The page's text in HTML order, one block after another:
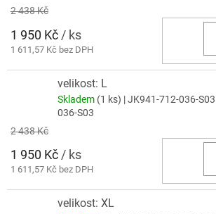
2 438 Kč
1 950 Kč / ks
1 611,57 Kč bez DPH
velikost: L
Skladem (1 ks) | JK941-712-036-S03
036-S03
2 438 Kč
1 950 Kč / ks
1 611,57 Kč bez DPH
velikost: XL